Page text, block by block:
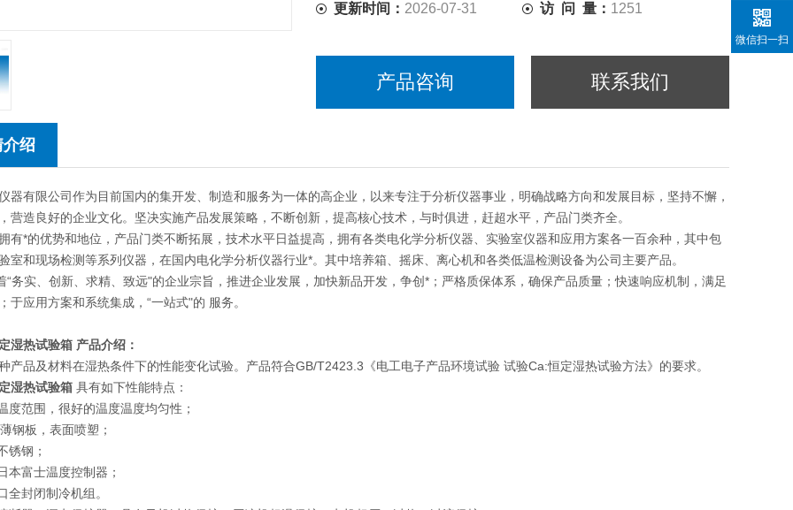
更新时间： 2026-07-31 访 问 量： 1251
产品咨询 联系我们
绍
仪器有限公司作为目前国内的集开发、制造和服务为一体的高企业，以来专注于分析仪器事业，明确战略方向和发展目标，坚持不懈，
营造良好的企业文化。坚决实施产品发展策略，不断创新，提高核心技术，与时俱进，赶超水平，产品门类齐全。
有*的优势和地位，产品门类不断拓展，技术水平日益提高，拥有各类电化学分析仪器、实验室仪器和应用方案各一百余种，其中包
室和现场检测等系列仪器，在国内电化学分析仪器行业*。其中培养箱、摇床、离心机和各类低温检测设备为公司主要产品。
“务实、创新、求精、致远"的企业宗旨，推进企业发展，加快新品开发，争创*；严格质保体系，确保产品质量；快速响应机制，满足
于应用方案和系统集成，“一站式"的 服务。
湿热试验箱 产品介绍：
产品及材料在湿热条件下的性能变化试验。产品符合GB/T2423.3《电工电子产品环境试验 试验Ca:恒定湿热试验方法》的要求。
湿热试验箱 具有如下性能特点：
度范围，很好的温度温度均匀性；
钢板，表面喷塑；
锈钢；
本富士温度控制器；
全封闭制冷机组。
微信扫一扫